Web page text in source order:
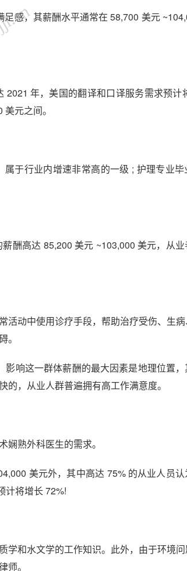
感，其薪酬水平通常在 58,700 美元
年，美国的翻译和口译服务需求预计
元之间。
于行业内增速非常高的一级 ; 护理专业
酬高达 85,200 美元 ~103,000 美元，从
活动中使用诊疗手段，帮助治疗受伤、生
。
响这一群体薪酬的最大因素是地理位置
，从业人群普遍拥有高工作满意度。
熟外科医生的需求。
美元外，其中高达 75% 的从业人员
计将增长 72%!
学和水文学的工作知识。此外，由于环境
师。